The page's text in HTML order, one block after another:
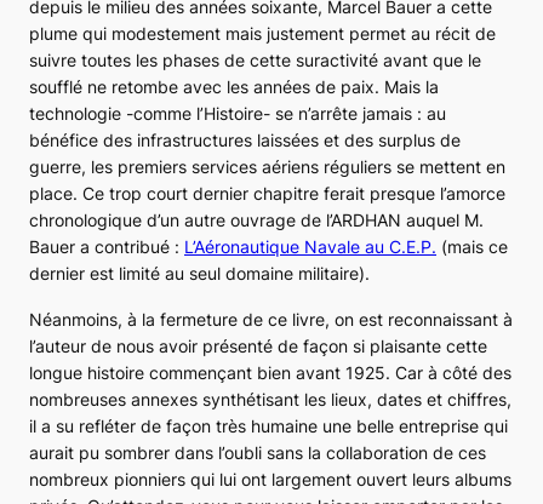
depuis le milieu des années soixante, Marcel Bauer a cette
plume qui modestement mais justement permet au récit de
suivre toutes les phases de cette suractivité avant que le
soufflé ne retombe avec les années de paix. Mais la
technologie -comme l’Histoire- se n’arrête jamais : au
bénéfice des infrastructures laissées et des surplus de
guerre, les premiers services aériens réguliers se mettent en
place. Ce trop court dernier chapitre ferait presque l’amorce
chronologique d’un autre ouvrage de l’ARDHAN auquel M.
Bauer a contribué : L’Aéronautique Navale au C.E.P. (mais ce
dernier est limité au seul domaine militaire).
Néanmoins, à la fermeture de ce livre, on est reconnaissant à
l’auteur de nous avoir présenté de façon si plaisante cette
longue histoire commençant bien avant 1925. Car à côté des
nombreuses annexes synthétisant les lieux, dates et chiffres,
il a su refléter de façon très humaine une belle entreprise qui
aurait pu sombrer dans l’oubli sans la collaboration de ces
nombreux pionniers qui lui ont largement ouvert leurs albums